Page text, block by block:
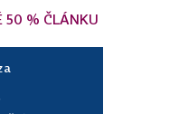
50 % ČLÁNKU